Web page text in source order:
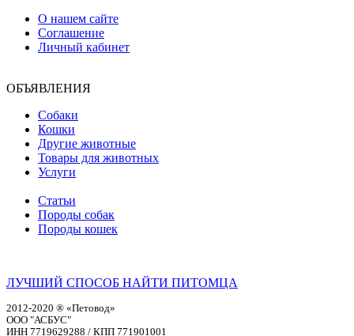
О нашем сайте
Соглашение
Личный кабинет
ОБЪЯВЛЕНИЯ
Собаки
Кошки
Другие животные
Товары для животных
Услуги
Статьи
Породы собак
Породы кошек
ЛУЧШИЙ СПОСОБ НАЙТИ ПИТОМЦА
2012-2020 ® «Петовод»
ООО "АСБУС"
ИНН 7719629288 / КПП 771901001